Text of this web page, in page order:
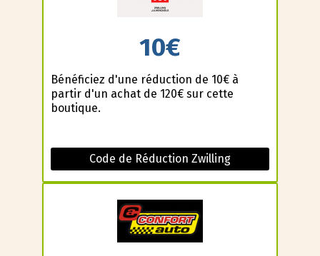
10€
Bénéficiez d'une réduction de 10€ à
partir d'un achat de 120€ sur cette
boutique.
Code de Réduction Zwilling